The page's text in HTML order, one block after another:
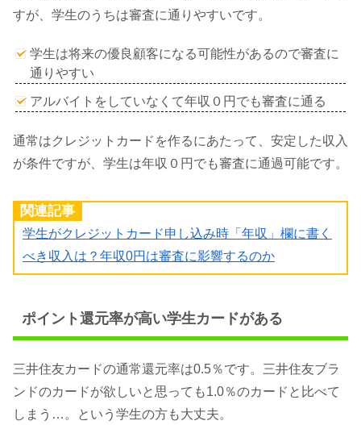
すが、学生のうちは審査に通りやすいです。
学生は将来の優良顧客になる可能性があるので審査に
通りやすい
アルバイトをしていなくて年収０円でも審査に通る
通常はクレジットカードを作るにあたって、安定した収入
が条件ですが、学生は年収０円でも審査に通過可能です。
関連記事
学生がクレジットカード申し込み時「年収」欄に書く
べき収入は？年収0円は審査に影響するのか
ポイント還元率が高い学生カードがある
三井住友カードの通常還元率は0.5％です。三井住友ブラ
ンドのカードが欲しいと思っても1.0％のカードと比べて
しまう…。という学生の方も大丈夫。